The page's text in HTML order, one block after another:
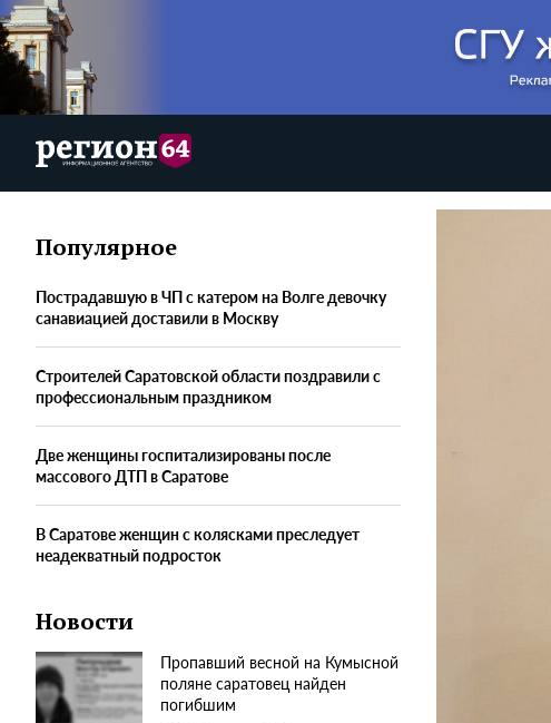
Популярное
Пострадавшую в ЧП с катером на Волге девочку
санавиацией доставили в Москву
Строителей Саратовской области поздравили с
профессиональным праздником
Две женщины госпитализированы после
массового ДТП в Саратове
В Саратове женщин с колясками преследует
неадекватный подросток
Новости
Пропавший весной на Кумысной
поляне саратовец найден
погибшим